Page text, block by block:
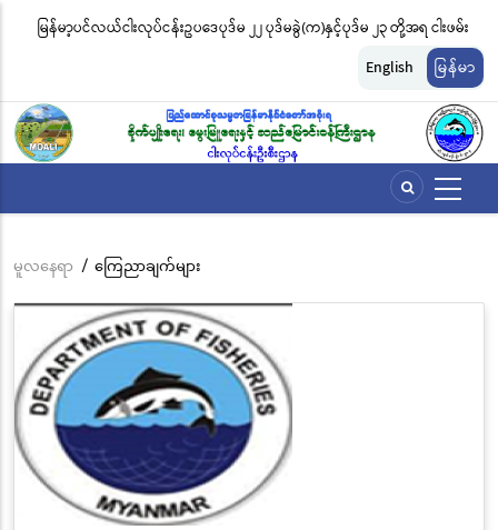
အဓိက
အကြောင်းအရာ
မည်
မြန်မာ့ပင်လယ်ငါးလုပ်ငန်းဥပဒေပုဒ်မ ၂၂ ပုဒ်မခွဲ(က)နှင့်ပုဒ်မ ၂၃ တို့အရ ငါးဖမ်း
ကိရိယာအမျိုးအစားအလိုက် လိုင်စင်ခနှုန်းထားများကို အောက်ပါအတိုင်း
မ
English မြန်မာ
Breadcrumb
မူလနေရာ / ကြေညာချက်များ